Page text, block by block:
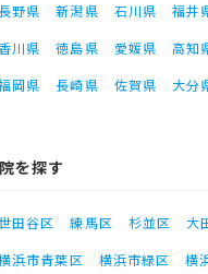
長野県 新潟県 石川県 福井
香川県 徳島県 愛媛県 高知
岡県 長崎県 佐賀県 大分
を探す
田谷区 練馬区 杉並区 大
浜市青葉区 横浜市緑区 横